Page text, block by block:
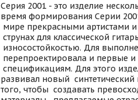
Серия 2001 - это изделие
время формирования Серии
мире прекрасными артистами
струнах для классической
износостойкостью. Для
перепроектировала и первые
спецификациям. Для этого
развивал новый
того, чтобы создавать